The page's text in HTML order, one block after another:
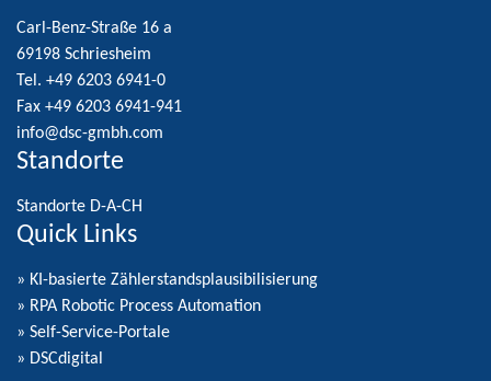
Carl-Benz-Straße 16 a
69198 Schriesheim
Tel. +49 6203 6941-0
Fax +49 6203 6941-941
info@dsc-gmbh.com
Standorte
Standorte D-A-CH
Quick Links
» KI-basierte Zählerstandsplausibilisierung
» RPA Robotic Process Automation
» Self-Service-Portale
» DSCdigital